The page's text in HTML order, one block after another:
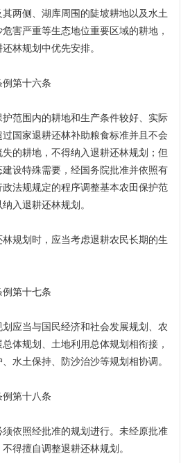
其两侧、湖库周围的陡坡耕地以及水土
害严重等生态地位重要区域的耕地，
林规划中优先安排。
第十六条
护范围内的耕地和生产条件较好、实际
过国家退耕还林补助粮食标准并且不会
失的耕地，不得纳入退耕还林规划；但
建设特殊需要，经国务院批准并依照有
政法规规定的程序调整基本农田保护范
入退耕还林规划。
林规划时，应当考虑退耕农民长期的生
第十七条
划应当与国民经济和社会发展规划、农
体规划、土地利用总体规划相衔接，
水土保持、防沙治沙等规划相协调。
第十八条
须依照经批准的规划进行。未经原批准
得擅自调整退耕还林规划。